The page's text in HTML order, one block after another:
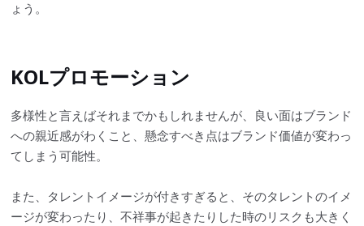
ょう。
KOLプロモーション
多様性と言えばそれまでかもしれませんが、良い面はブランド
への親近感がわくこと、懸念すべき点はブランド価値が変わっ
てしまう可能性。
また、タレントイメージが付きすぎると、そのタレントのイメ
ージが変わったり、不祥事が起きたりした時のリスクも大きく